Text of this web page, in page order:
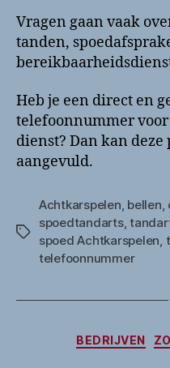
Vragen gaan vaak
tanden,
Heb je een direct en
telefoonnummer
dienst? Dan kan
aangevuld.
Tags
Achtkarspelen, bellen,
spoedtandarts,
spoed Achtkarspelen,
telefoonnummer
BEDRIJVEN